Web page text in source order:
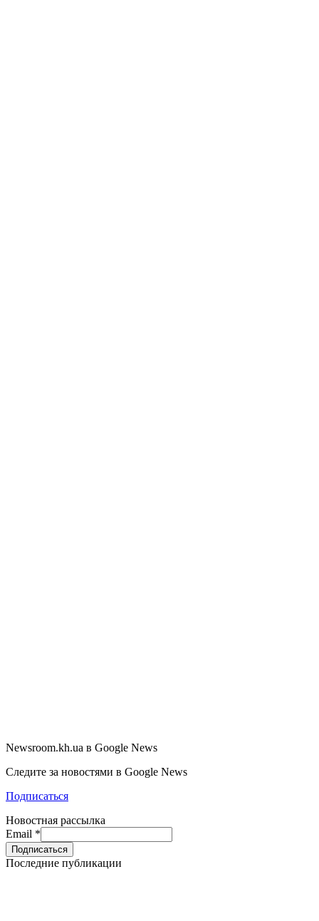
Newsroom.kh.ua в Google News
Следите за новостями в Google News
Подписаться
Новостная рассылка
Email *
Последние публикации